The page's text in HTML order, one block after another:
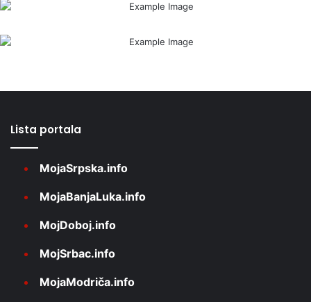
Lista portala
MojaSrpska.info
MojaBanjaLuka.info
MojDoboj.info
MojSrbac.info
MojaModriča.info